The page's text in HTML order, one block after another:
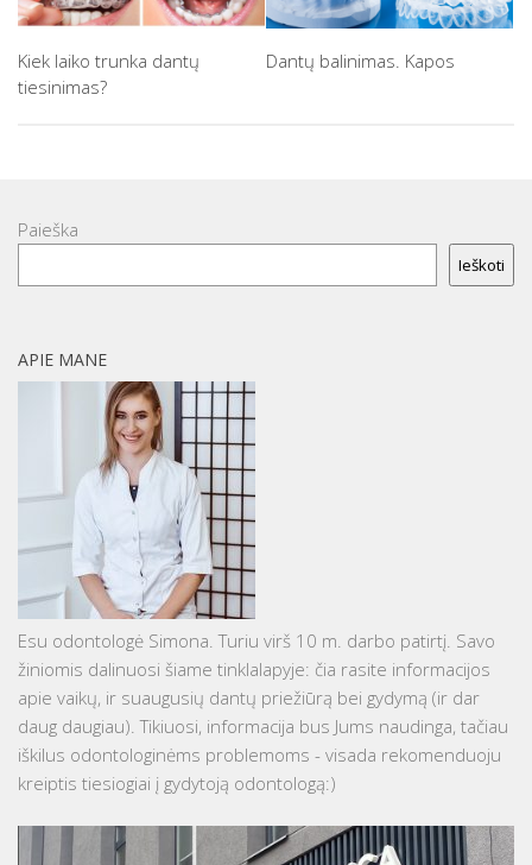
Kiek laiko trunka dantų
tiesinimas?
Dantų balinimas. Kapos
Paieška
Ieškoti
APIE MANE
Esu odontologė Simona. Turiu virš 10 m. darbo patirtį. Savo
žiniomis dalinuosi šiame tinklalapyje: čia rasite informacijos
apie vaikų, ir suaugusių dantų priežiūrą bei gydymą (ir dar
daug daugiau). Tikiuosi, informacija bus Jums naudinga, tačiau
iškilus odontologinėms problemoms - visada rekomenduoju
kreiptis tiesiogiai į gydytoją odontologą:)